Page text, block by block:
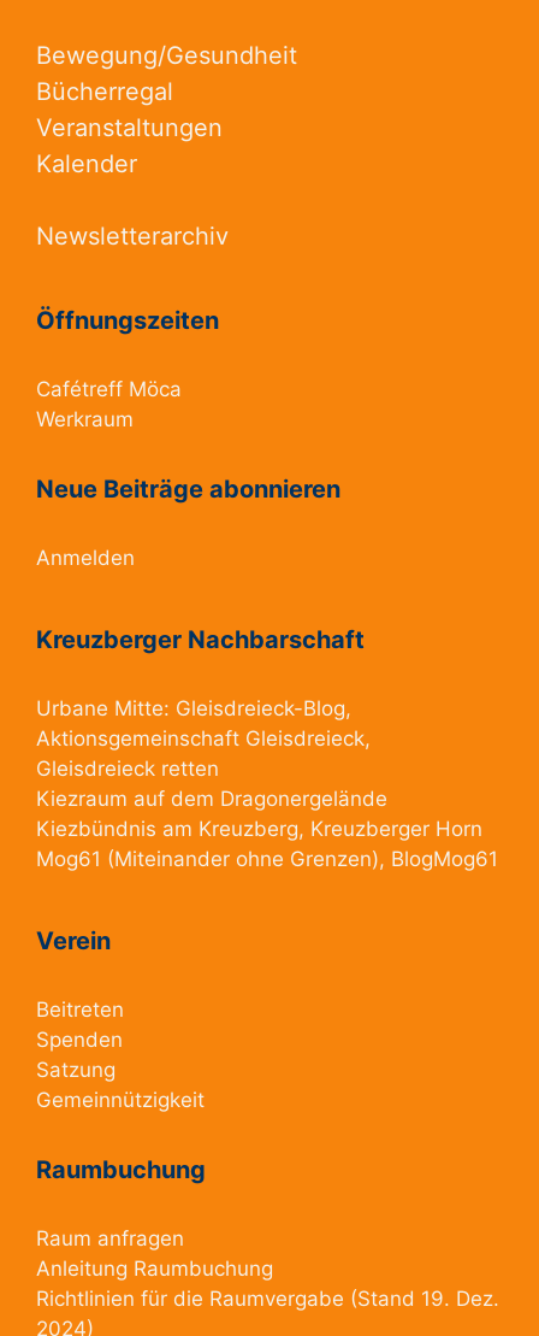
Bewegung/Gesundheit
Bücherregal
Veranstaltungen
Kalender
Newsletterarchiv
Öffnungszeiten
Cafétreff Möca
Werkraum
Neue Beiträge abonnieren
Anmelden
Kreuzberger Nachbarschaft
Urbane Mitte: Gleisdreieck-Blog,
Aktionsgemeinschaft Gleisdreieck,
Gleisdreieck retten
Kiezraum auf dem Dragonergelände
Kiezbündnis am Kreuzberg, Kreuzberger Horn
Mog61 (Miteinander ohne Grenzen), BlogMog61
Verein
Beitreten
Spenden
Satzung
Gemeinnützigkeit
Raumbuchung
Raum anfragen
Anleitung Raumbuchung
Richtlinien für die Raumvergabe (Stand 19. Dez.
2024)